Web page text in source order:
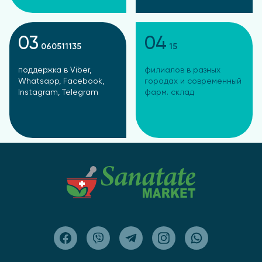
03 060511135
поддержка в Viber,
Whatsapp, Facebook,
Instagram, Telegram
04 15
филиалов в разных
городах и современный
фарм. склад